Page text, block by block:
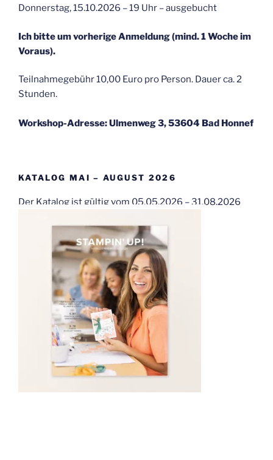
Donnerstag, 15.10.2026 – 19 Uhr – ausgebucht
Ich bitte um vorherige Anmeldung (mind. 1 Woche im
Voraus).
Teilnahmegebühr 10,00 Euro pro Person. Dauer ca. 2
Stunden.
Workshop-Adresse: Ulmenweg 3, 53604 Bad Honnef
KATALOG MAI – AUGUST 2026
Der Katalog ist gültig vom 05.05.2026 – 31.08.2026